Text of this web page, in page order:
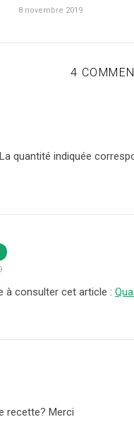
8 novembre 2019
4
quantité indiquée
à consulter cet article :
recette? Merci